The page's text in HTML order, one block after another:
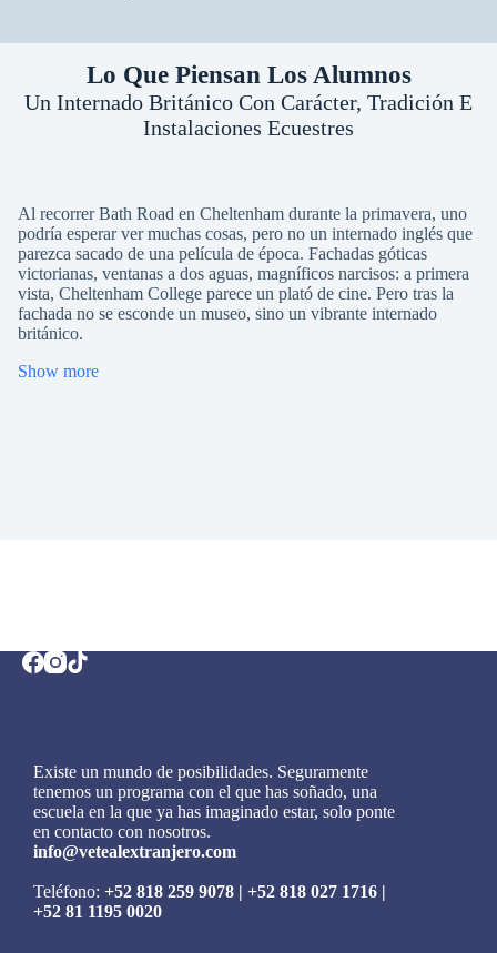
Lo Que Piensan Los Alumnos
Un Internado Británico Con Carácter, Tradición E
Instalaciones Ecuestres
Al recorrer Bath Road en Cheltenham durante la primavera, uno
podría esperar ver muchas cosas, pero no un internado inglés que
parezca sacado de una película de época. Fachadas góticas
victorianas, ventanas a dos aguas, magníficos narcisos: a primera
vista, Cheltenham College parece un plató de cine. Pero tras la
fachada no se esconde un museo, sino un vibrante internado
británico.
Show more
Existe un mundo de posibilidades. Seguramente
tenemos un programa con el que has soñado, una
escuela en la que ya has imaginado estar, solo ponte
en contacto con nosotros.
info@vetealextranjero.com
Teléfono: +52 818 259 9078 | +52 818 027 1716 |
+52 81 1195 0020